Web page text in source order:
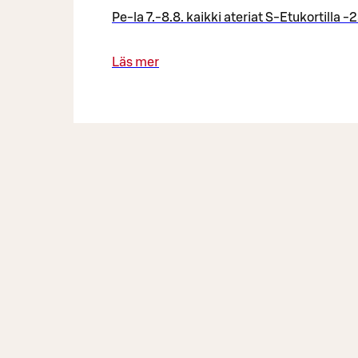
Pe-la 7.-8.8. kaikki ateriat S-Etukortilla -
Läs mer